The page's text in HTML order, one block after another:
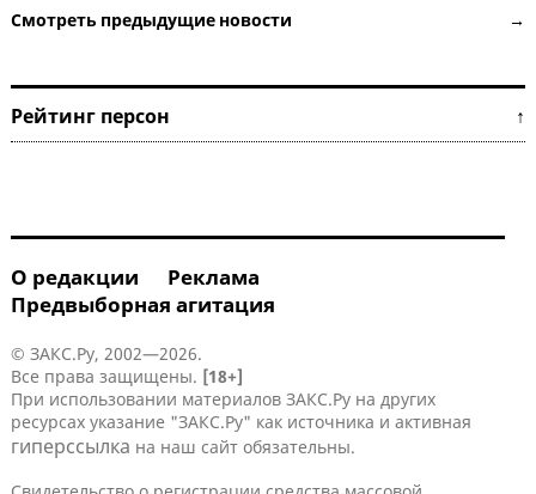
Смотреть предыдущие новости →
Рейтинг персон ↑
О редакции
Реклама
Предвыборная агитация
© ЗАКС.Ру, 2002—2026.
Все права защищены. [18+]
При использовании материалов ЗАКС.Ру на других
ресурсах указание "ЗАКС.Ру" как источника и активная
гиперссылка на наш сайт обязательны.